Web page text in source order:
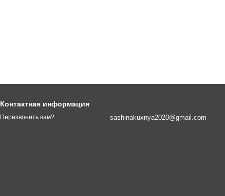
Контактная информация
Перезвонить вам? sashinakuxnya2020@gmail.com